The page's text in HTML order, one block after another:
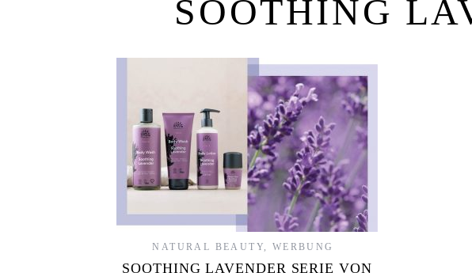
SOOTHING
NATURAL BEAUTY, WERBUNG
SOOTHING LAVENDER SERIE VON